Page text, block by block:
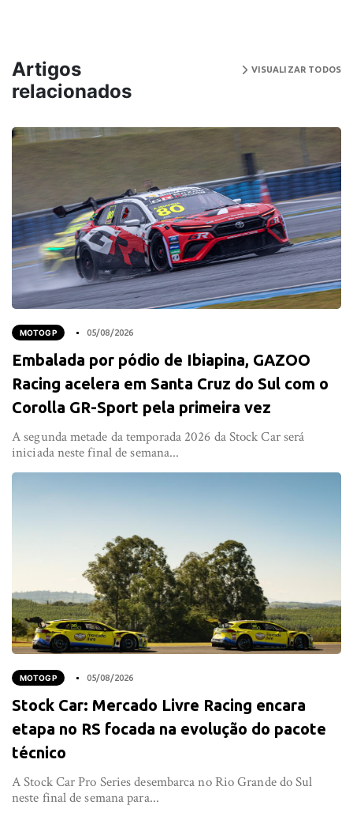
Artigos
relacionados
VISUALIZAR TODOS
MOTOGP 05/08/2026
Embalada por pódio de Ibiapina, GAZOO
Racing acelera em Santa Cruz do Sul com o
Corolla GR-Sport pela primeira vez
A segunda metade da temporada 2026 da Stock Car será
iniciada neste final de semana...
MOTOGP 05/08/2026
Stock Car: Mercado Livre Racing encara
etapa no RS focada na evolução do pacote
técnico
A Stock Car Pro Series desembarca no Rio Grande do Sul
neste final de semana para...